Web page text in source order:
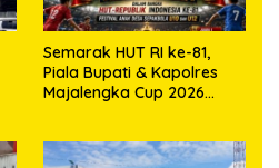
Semarak HUT RI ke-81,
Piala Bupati & Kapolres
Majalengka Cup 2026